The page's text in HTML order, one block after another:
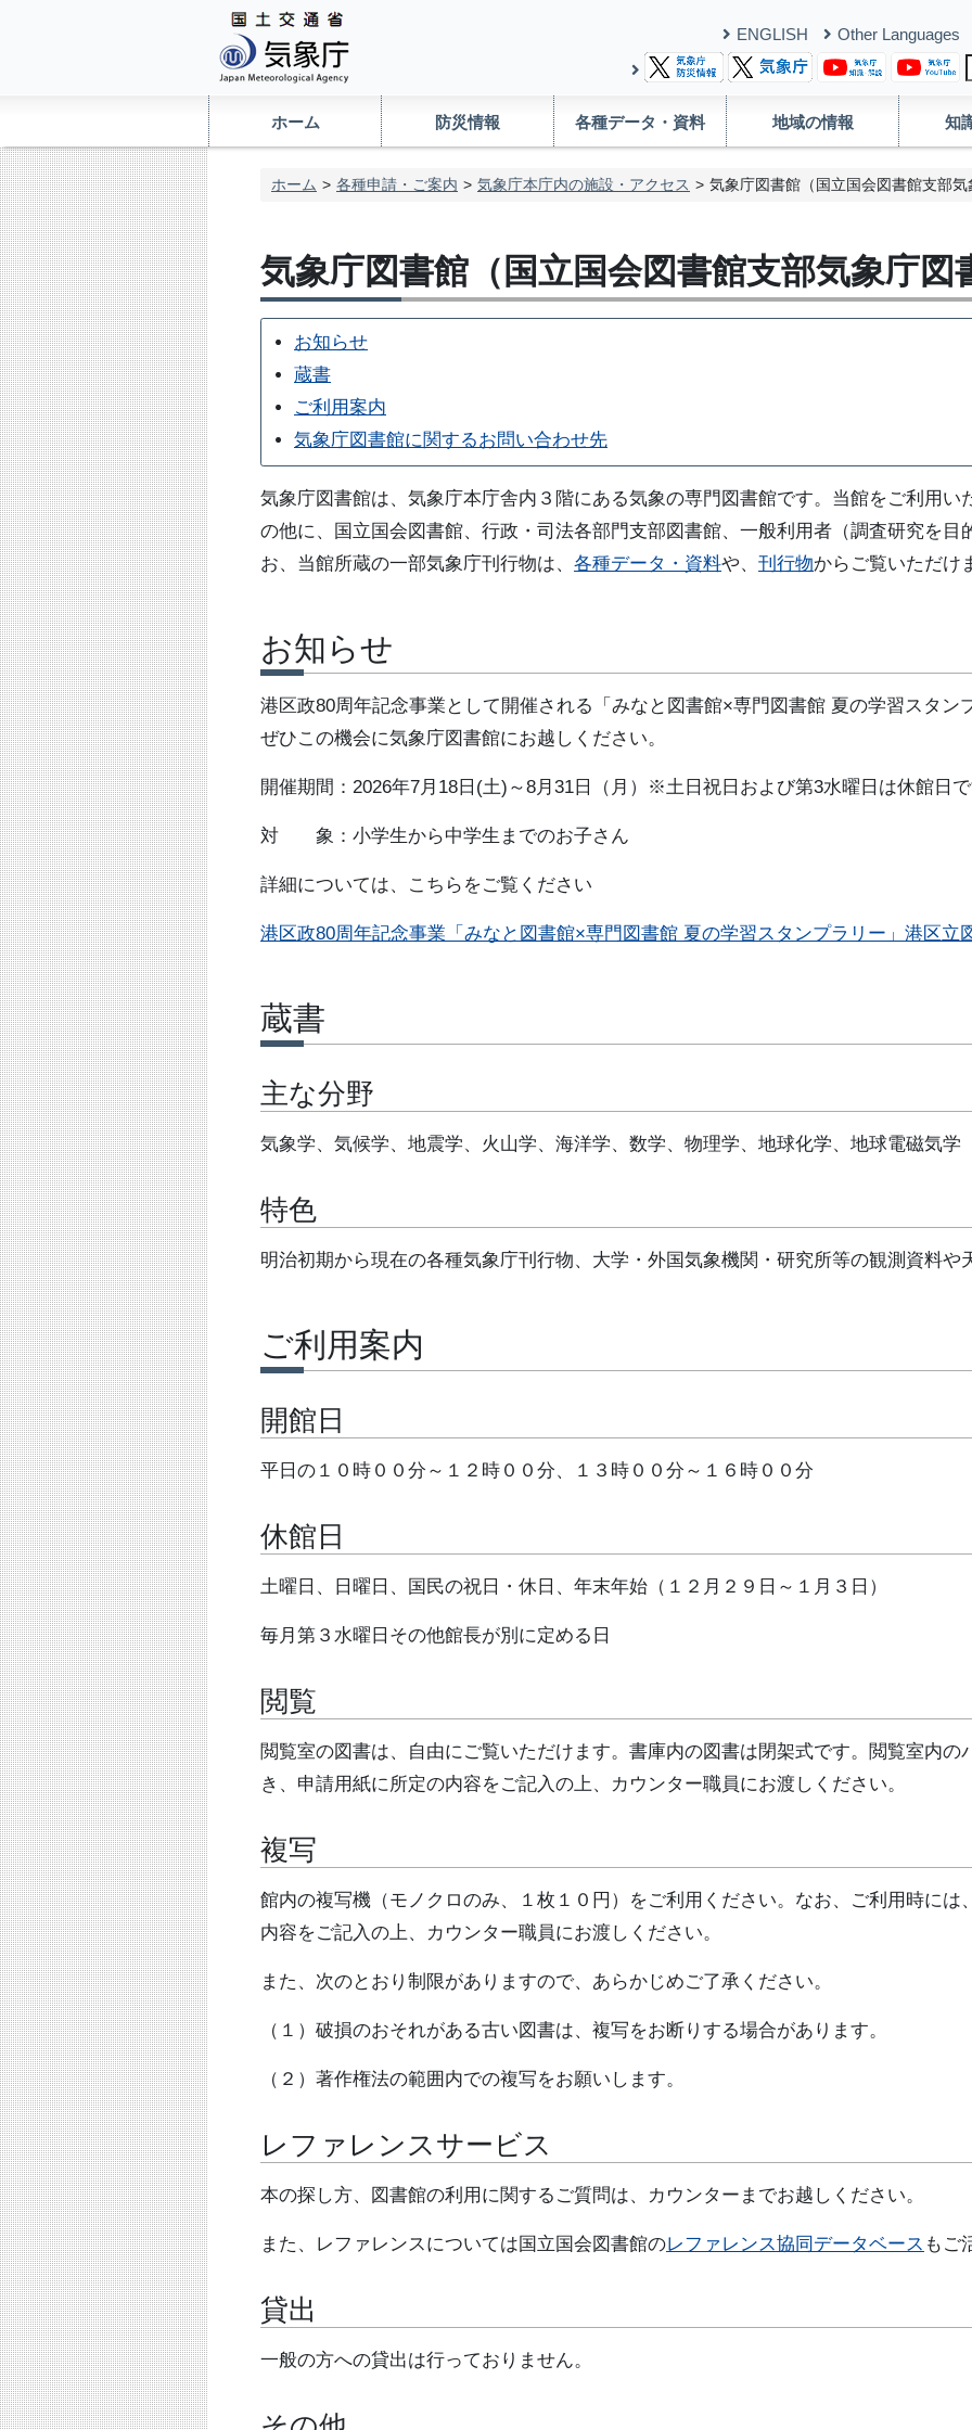
ENGLISH Other Languages
ホーム 防災情報 各種データ・資料 地域の情報 知
ホーム 各種申請・ご案内 気象庁本庁内の施設・アクセス 気象庁図書館（国立国会図書館支部
気象庁図書館（国立国会図書館支部気象庁図
お知らせ
蔵書
ご利用案内
気象庁図書館に関するお問い合わせ先
気象庁図書館は、気象庁本庁舎内３階にある気象の専門図書館です。当館をご利用い
の他に、国立国会図書館、行政・司法各部門支部図書館、一般利用者（調査研究を目
お、当館所蔵の一部気象庁刊行物は、 各種データ・資料や、 刊行物からご覧いただけ
お知らせ
港区政80周年記念事業として開催される「みなと図書館×専門図書館 夏の学習スタン
ぜひこの機会に気象庁図書館にお越しください。
開催期間：2026年7月18日(土)～8月31日（月）※土日祝日および第3水曜日は休館日
対 象：小学生から中学生までのお子さん
詳細については、こちらをご覧ください
港区政80周年記念事業「みなと図書館×専門図書館 夏の学習スタンプラリー」港区立
蔵書
主な分野
気象学、気候学、地震学、火山学、海洋学、数学、物理学、地球化学、地球電磁気学
特色
明治初期から現在の各種気象庁刊行物、大学・外国気象機関・研究所等の観測資料や
ご利用案内
開館日
平日の１０時００分～１２時００分、１３時００分～１６時００分
休館日
土曜日、日曜日、国民の祝日・休日、年末年始（１２月２９日～１月３日）
毎月第３水曜日その他館長が別に定める日
閲覧
閲覧室の図書は、自由にご覧いただけます。書庫内の図書は閉架式です。閲覧室内の
き、申請用紙に所定の内容をご記入の上、カウンター職員にお渡しください。
複写
館内の複写機（モノクロのみ、１枚１０円）をご利用ください。なお、ご利用時には
内容をご記入の上、カウンター職員にお渡しください。
また、次のとおり制限がありますので、あらかじめご了承ください。
（１）破損のおそれがある古い図書は、複写をお断りする場合があります。
（２）著作権法の範囲内での複写をお願いします。
レファレンスサービス
本の探し方、図書館の利用に関するご質問は、カウンターまでお越しください。
また、レファレンスについては国立国会図書館のレファレンス協同データベース もご
貸出
一般の方への貸出は行っておりません。